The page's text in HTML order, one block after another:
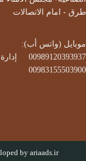
طرق - امام الاتصالات
موبایل (واتس أب):
00989120393937‌
00983155503900
by ariaads.ir